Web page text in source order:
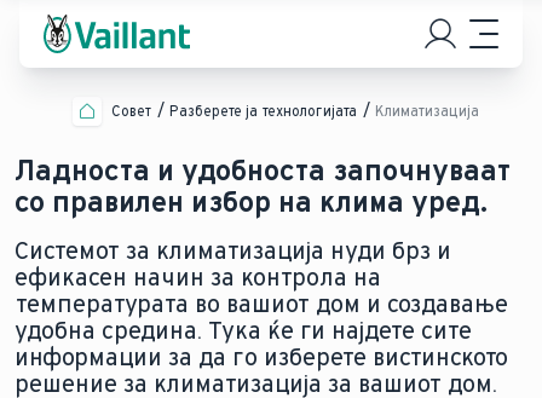
Совет Разберете ја технологијата Климатизација
Ладноста и удобноста започнуваат
со правилен избор на клима уред.
Системот за климатизација нуди брз и
ефикасен начин за контрола на
температурата во вашиот дом и создавање
удобна средина. Тука ќе ги најдете сите
информации за да го изберете вистинското
решение за климатизација за вашиот дом.